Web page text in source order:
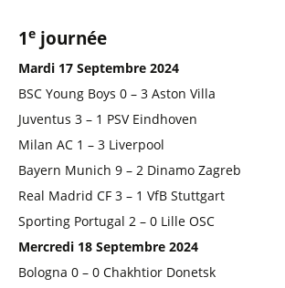
1e journée
Mardi 17 Septembre 2024
BSC Young Boys 0 – 3 Aston Villa
Juventus 3 – 1 PSV Eindhoven
Milan AC 1 – 3 Liverpool
Bayern Munich 9 – 2 Dinamo Zagreb
Real Madrid CF 3 – 1 VfB Stuttgart
Sporting Portugal 2 – 0 Lille OSC
Mercredi 18 Septembre 2024
Bologna 0 – 0 Chakhtior Donetsk